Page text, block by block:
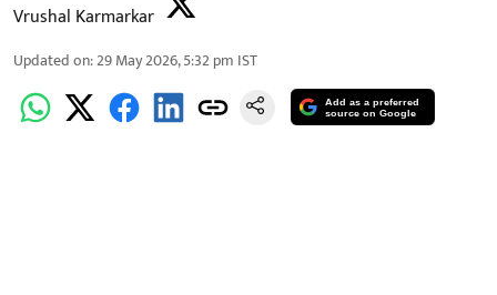
Vrushal Karmarkar
Updated on:29 May 2026, 5:32 pm IST
Add as a preferred
source on Google